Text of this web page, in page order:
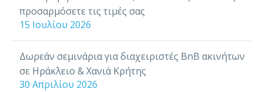
ξενοδοχείου
απλή υπόθεση.
Από τη
διαχείριση
προσαρμόσετε τις τιμές σας
15 Ιουλίου 2026
Δωρεάν σεμινάρια για διαχειριστές BnB ακινήτων
σε Ηράκλειο & Χανιά Κρήτης
30 Απριλίου 2026